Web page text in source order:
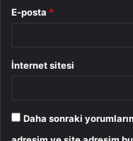
E-posta *
İnternet sitesi
Daha sonraki